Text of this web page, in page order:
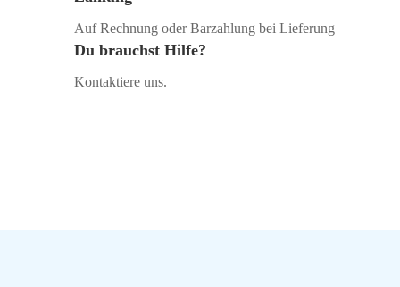
Auf Rechnung oder Barzahlung bei Lieferung
Du brauchst Hilfe?
Kontaktiere uns.